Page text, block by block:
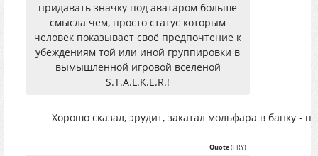
придавать значку под аватаром больше
смысла чем, просто статус которым
человек показывает своё предпочтение к
убеждениям той или иной группировки в
вымышленной игровой вселеной
S.T.A.L.K.E.R.!
Хорошо сказал, эрудит, закатал мольфара в банку -
Quote(FRY)